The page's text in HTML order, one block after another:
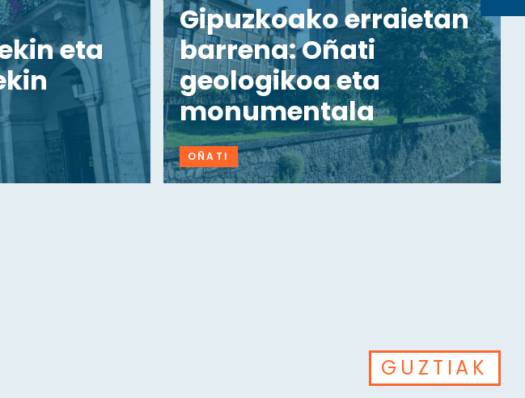
eta
Gipuzkoako erraietan
barrena: Oñati
geologikoa eta
monumentala
OÑATI
GUZTIAK